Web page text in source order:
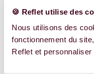
🍪 Reflet utilise des
Nous utilisons des
fonctionnement du
Reflet et personnaliser